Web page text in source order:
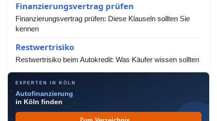
Finanzierungsvertrag prüfen
Finanzierungsvertrag prüfen: Diese Klauseln sollten Sie
kennen
Restwertrisiko
Restwertrisiko beim Autokredit: Was Käufer wissen sollten
EXPERTEN IN KÖLN
Autofinanzierung
in Köln finden